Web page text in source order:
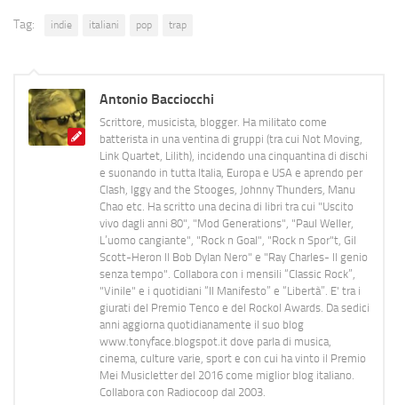
Tag: indie italiani pop trap
Antonio Bacciocchi
Scrittore, musicista, blogger. Ha militato come
batterista in una ventina di gruppi (tra cui Not Moving,
Link Quartet, Lilith), incidendo una cinquantina di dischi
e suonando in tutta Italia, Europa e USA e aprendo per
Clash, Iggy and the Stooges, Johnny Thunders, Manu
Chao etc. Ha scritto una decina di libri tra cui "Uscito
vivo dagli anni 80", "Mod Generations", "Paul Weller,
L’uomo cangiante", "Rock n Goal", "Rock n Spor"t, Gil
Scott-Heron Il Bob Dylan Nero" e "Ray Charles- Il genio
senza tempo". Collabora con i mensili “Classic Rock”,
"Vinile" e i quotidiani “Il Manifesto” e “Libertà”. E' tra i
giurati del Premio Tenco e del Rockol Awards. Da sedici
anni aggiorna quotidianamente il suo blog
www.tonyface.blogspot.it dove parla di musica,
cinema, culture varie, sport e con cui ha vinto il Premio
Mei Musicletter del 2016 come miglior blog italiano.
Collabora con Radiocoop dal 2003.